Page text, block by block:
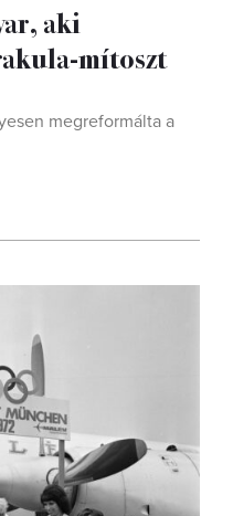
aki
mítoszt
megreformálta a